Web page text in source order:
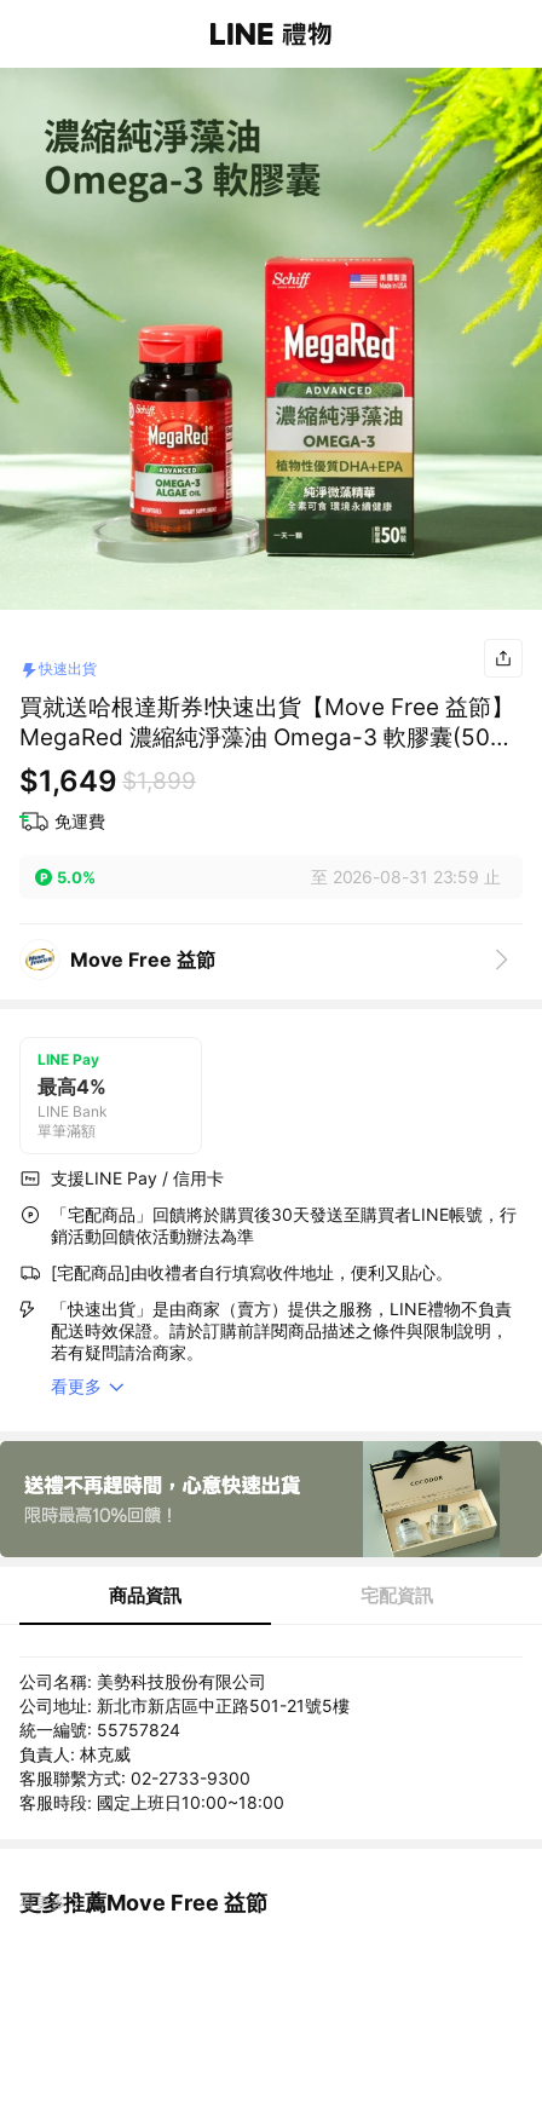
快速出貨
買就送哈根達斯券!快速出貨【Move Free 益節】
MegaRed 濃縮純淨藻油 Omega-3 軟膠囊(50顆)
(禮袋+祝福小卡)
$1,649 $1,899
免運費
5.0% 至 2026-08-31 23:59 止
Move Free 益節
LINE Pay
最高4%
LINE Bank
單筆滿額
支援LINE Pay / 信用卡
「宅配商品」回饋將於購買後30天發送至購買者LINE帳號，行
銷活動回饋依活動辦法為準
[宅配商品]由收禮者自行填寫收件地址，便利又貼心。
「快速出貨」是由商家（賣方）提供之服務，LINE禮物不負責
配送時效保證。請於訂購前詳閱商品描述之條件與限制說明，
若有疑問請洽商家。
看更多
商品資訊 宅配資訊
公司名稱: 美勢科技股份有限公司
公司地址: 新北市新店區中正路501-21號5樓
統一編號: 55757824
負責人: 林克威
客服聯繫方式: 02-2733-9300
客服時段: 國定上班日10:00~18:00
更多推薦Move Free 益節
看更多